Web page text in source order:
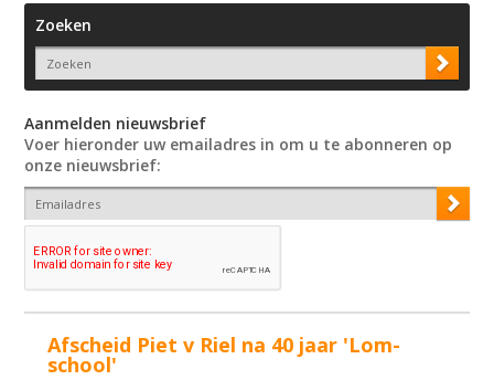
Zoeken
Aanmelden nieuwsbrief
Voer hieronder uw emailadres in om u te abonneren op
onze nieuwsbrief:
Afscheid Piet v Riel na 40 jaar 'Lom-
school'